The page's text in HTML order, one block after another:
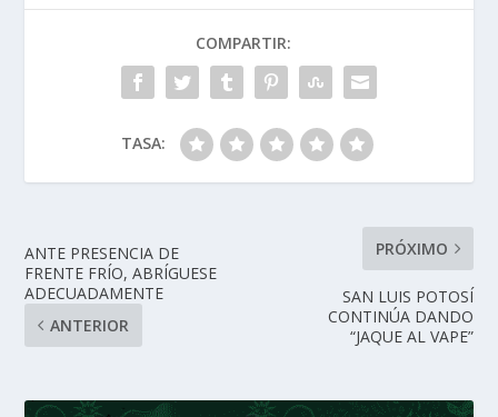
COMPARTIR:
TASA:
ANTE PRESENCIA DE
FRENTE FRÍO, ABRÍGUESE
ADECUADAMENTE
ANTERIOR
PRÓXIMO
SAN LUIS POTOSÍ
CONTINÚA DANDO
“JAQUE AL VAPE”